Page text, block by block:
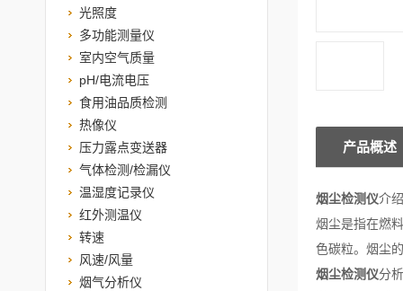
产品概述
烟尘检测仪介
烟尘是指在燃
色碳粒。烟尘
烟尘检测仪分
光照度
多功能测量仪
室内空气质量
pH/电流电压
食用油品质检测
热像仪
压力露点变送器
气体检测/检漏仪
温湿度记录仪
红外测温仪
转速
风速/风量
烟气分析仪